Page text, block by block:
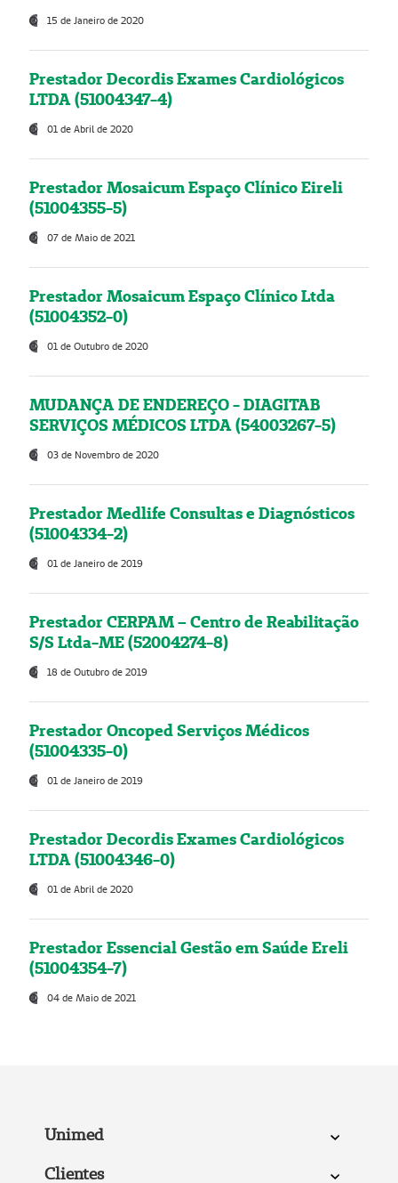
15 de Janeiro de 2020
Prestador Decordis Exames Cardiológicos
LTDA (51004347-4)
01 de Abril de 2020
Prestador Mosaicum Espaço Clínico Eireli
(51004355-5)
07 de Maio de 2021
Prestador Mosaicum Espaço Clínico Ltda
(51004352-0)
01 de Outubro de 2020
MUDANÇA DE ENDEREÇO - DIAGITAB
SERVIÇOS MÉDICOS LTDA (54003267-5)
03 de Novembro de 2020
Prestador Medlife Consultas e Diagnósticos
(51004334-2)
01 de Janeiro de 2019
Prestador CERPAM – Centro de Reabilitação
S/S Ltda-ME (52004274-8)
18 de Outubro de 2019
Prestador Oncoped Serviços Médicos
(51004335-0)
01 de Janeiro de 2019
Prestador Decordis Exames Cardiológicos
LTDA (51004346-0)
01 de Abril de 2020
Prestador Essencial Gestão em Saúde Ereli
(51004354-7)
04 de Maio de 2021
Unimed
Clientes